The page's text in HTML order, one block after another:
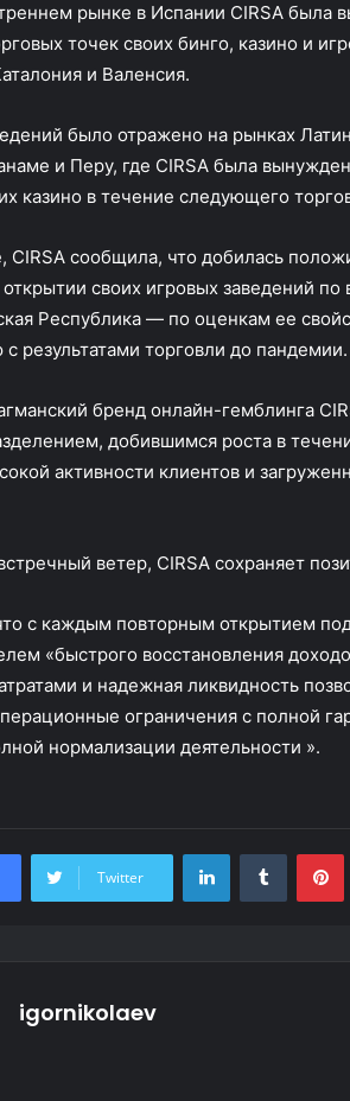
рынке в Испании CIRSA была
точек своих бинго, казино и
и Валенсия.
было отражено на рынках
и Перу, где CIRSA была
казино в течение следующего
сообщила, что добилась
своих игровых заведений
Республика — по оценкам ее
результатами торговли до пандемии.
бренд онлайн-гемблинга
добившимся роста в
активности клиентов и
ветер, CIRSA сохраняет
с каждым повторным открытием
«быстрого восстановления
и надежная ликвидность
ограничения с полной
нормализации деятельности ».
Twitter
igornikolaev